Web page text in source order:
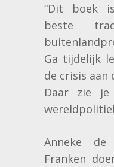
“Dit boek
beste
Ga tijdelijk
de crisis aan
Daar zie
Anneke
Franken